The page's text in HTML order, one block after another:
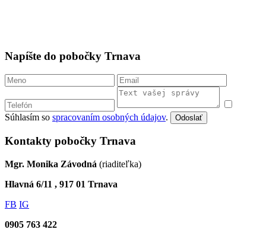
Napíšte do pobočky Trnava
Súhlasím so spracovaním osobných údajov. Odoslať
Kontakty pobočky Trnava
Mgr. Monika Závodná (riaditeľka)
Hlavná 6/11 , 917 01 Trnava
FB IG
0905 763 422